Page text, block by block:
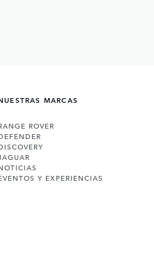
MARCAS
ROVER
Y EXPERIENCIAS